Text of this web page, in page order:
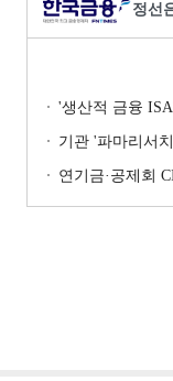
정선
'생산적 금융 ISA' 신
기관 '파마리서치'·외인 '주성엔
연기금·공제회